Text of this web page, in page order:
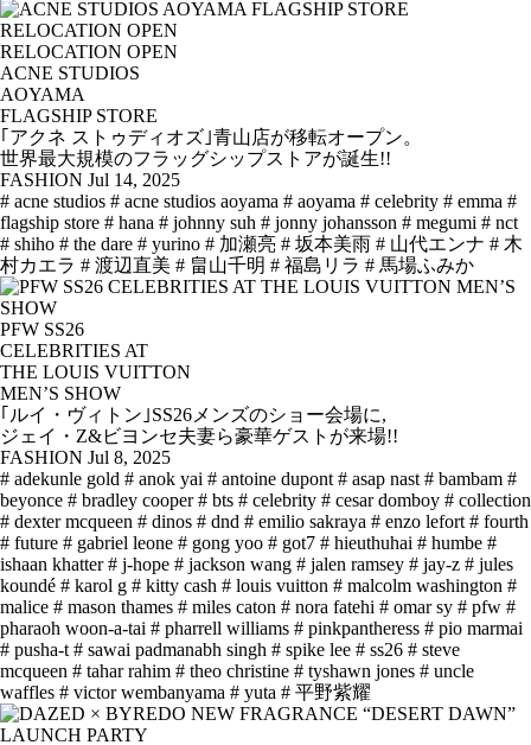
RELOCATION OPEN
ACNE STUDIOS
AOYAMA
FLAGSHIP STORE
｢アクネ ストゥディオズ｣青山店が移転オープン。
世界最大規模のフラッグシップストアが誕生!!
FASHION Jul 14, 2025
# acne studios # acne studios aoyama # aoyama # celebrity # emma #
flagship store # hana # johnny suh # jonny johansson # megumi # nct
# shiho # the dare # yurino # 加瀬亮 # 坂本美雨 # 山代エンナ # 木
村カエラ # 渡辺直美 # 畠山千明 # 福島リラ # 馬場ふみか
PFW SS26
CELEBRITIES AT
THE LOUIS VUITTON
MEN’S SHOW
｢ルイ・ヴィトン｣SS26メンズのショー会場に,
ジェイ・Z&ビヨンセ夫妻ら豪華ゲストが来場!!
FASHION Jul 8, 2025
# adekunle gold # anok yai # antoine dupont # asap nast # bambam #
beyonce # bradley cooper # bts # celebrity # cesar domboy # collection
# dexter mcqueen # dinos # dnd # emilio sakraya # enzo lefort # fourth
# future # gabriel leone # gong yoo # got7 # hieuthuhai # humbe #
ishaan khatter # j-hope # jackson wang # jalen ramsey # jay-z # jules
koundé # karol g # kitty cash # louis vuitton # malcolm washington #
malice # mason thames # miles caton # nora fatehi # omar sy # pfw #
pharaoh woon-a-tai # pharrell williams # pinkpantheress # pio marmai
# pusha-t # sawai padmanabh singh # spike lee # ss26 # steve
mcqueen # tahar rahim # theo christine # tyshawn jones # uncle
waffles # victor wembanyama # yuta # 平野紫耀